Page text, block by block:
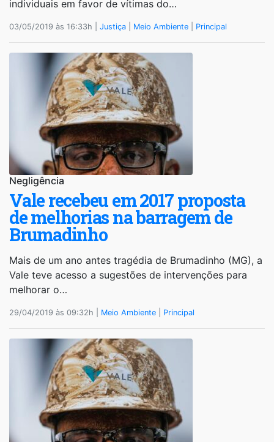
individuais em favor de vítimas do…
03/05/2019 às 16:33h | Justiça Meio Ambiente Principal
Negligência
Vale recebeu em 2017 proposta
de melhorias na barragem de
Brumadinho
Mais de um ano antes tragédia de Brumadinho (MG), a
Vale teve acesso a sugestões de intervenções para
melhorar o…
29/04/2019 às 09:32h | Meio Ambiente Principal